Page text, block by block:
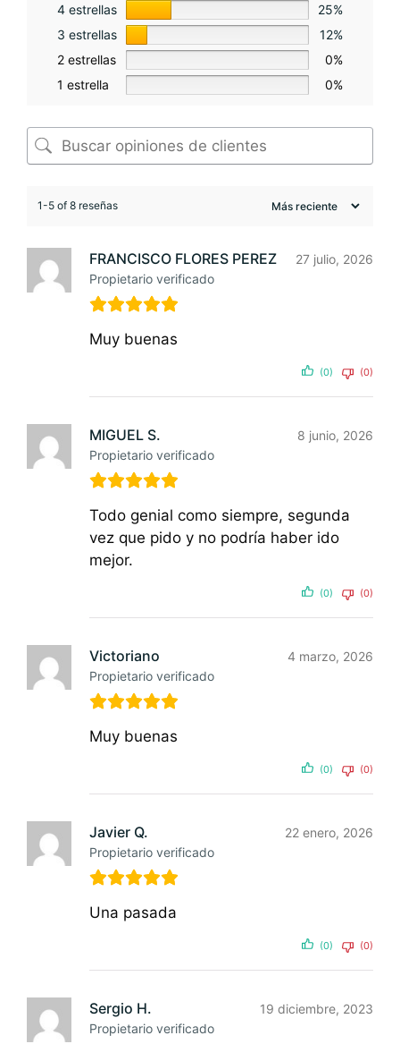
4 estrellas
25%
3 estrellas
12%
2 estrellas
0%
1 estrella
0%
1-5 of 8 reseñas
FRANCISCO FLORES PEREZ
Propietario verificado
27 julio, 2026
Muy buenas
(0) (0)
MIGUEL S.
Propietario verificado
8 junio, 2026
Todo genial como siempre, segunda
vez que pido y no podría haber ido
mejor.
(0) (0)
Victoriano
Propietario verificado
4 marzo, 2026
Muy buenas
(0) (0)
Javier Q.
Propietario verificado
22 enero, 2026
Una pasada
(0) (0)
Sergio H.
Propietario verificado
19 diciembre, 2023